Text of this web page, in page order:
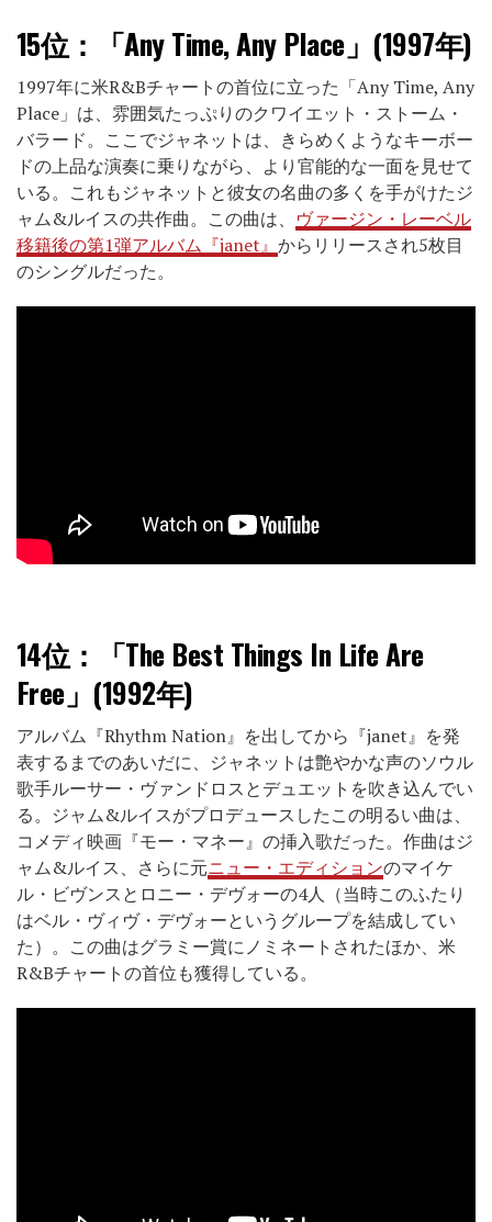
15位： 「Any Time, Any Place」(1997年)
1997年に米R&Bチャートの首位に立った「Any Time, Any
Place」は、雰囲気たっぷりのクワイエット・ストーム・
バラード。ここでジャネットは、きらめくようなキーボー
ドの上品な演奏に乗りながら、より官能的な一面を見せて
いる。これもジャネットと彼女の名曲の多くを手がけたジ
ャム&ルイスの共作曲。この曲は、 ヴァージン・レーベル
移籍後の第1弾アルバム『janet』 からリリースされ5枚目
のシングルだった。
14位：
「The Best Things In Life Are
Free」(1992年)
アルバム『Rhythm Nation』を出してから『janet』を発
表するまでのあいだに、ジャネットは艶やかな声のソウル
歌手ルーサー・ヴァンドロスとデュエットを吹き込んでい
る。ジャム&ルイスがプロデュースしたこの明るい曲は、
コメディ映画『モー・マネー』の挿入歌だった。作曲はジ
ャム&ルイス、さらに元ニュー・エディションのマイケ
ル・ビヴンスとロニー・デヴォーの4人（当時このふたり
はベル・ヴィヴ・デヴォーというグループを結成してい
た）。この曲はグラミー賞にノミネートされたほか、米
R&Bチャートの首位も獲得している。